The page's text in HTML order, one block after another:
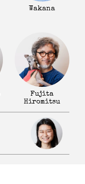
Wakana
Fujita
Hiromitsu